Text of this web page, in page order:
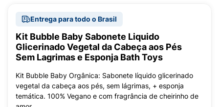
Entrega para todo o Brasil
Kit Bubble Baby Sabonete Liquido
Glicerinado Vegetal da Cabeça aos Pés
Sem Lagrimas e Esponja Bath Toys
Kit Bubble Baby Orgânica: Sabonete líquido glicerinado
vegetal da cabeça aos pés, sem lágrimas, + esponja
temática. 100% Vegano e com fragrância de cheirinho de